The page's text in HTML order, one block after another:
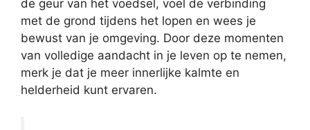
de geur van het voedsel, voel de verbinding
met de grond tijdens het lopen en wees je
bewust van je omgeving. Door deze momenten
van volledige aandacht in je leven op te nemen,
merk je dat je meer innerlijke kalmte en
helderheid kunt ervaren.